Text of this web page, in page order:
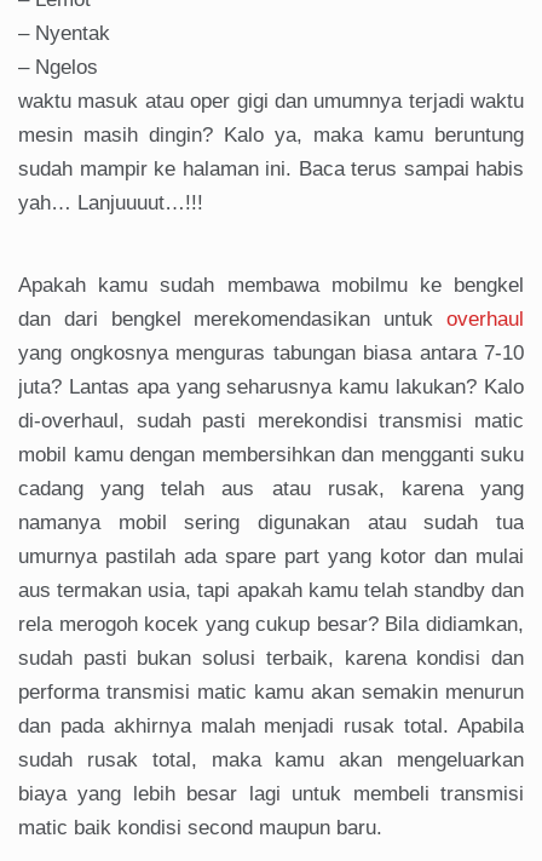
– Nyentak
– Ngelos
waktu masuk atau oper gigi dan umumnya terjadi waktu
mesin masih dingin? Kalo ya, maka kamu beruntung
sudah mampir ke halaman ini. Baca terus sampai habis
yah… Lanjuuuut…!!!
Apakah kamu sudah membawa mobilmu ke bengkel
dan dari bengkel merekomendasikan untuk overhaul
yang ongkosnya menguras tabungan biasa antara 7-10
juta? Lantas apa yang seharusnya kamu lakukan? Kalo
di-overhaul, sudah pasti merekondisi transmisi matic
mobil kamu dengan membersihkan dan mengganti suku
cadang yang telah aus atau rusak, karena yang
namanya mobil sering digunakan atau sudah tua
umurnya pastilah ada spare part yang kotor dan mulai
aus termakan usia, tapi apakah kamu telah standby dan
rela merogoh kocek yang cukup besar? Bila didiamkan,
sudah pasti bukan solusi terbaik, karena kondisi dan
performa transmisi matic kamu akan semakin menurun
dan pada akhirnya malah menjadi rusak total. Apabila
sudah rusak total, maka kamu akan mengeluarkan
biaya yang lebih besar lagi untuk membeli transmisi
matic baik kondisi second maupun baru.